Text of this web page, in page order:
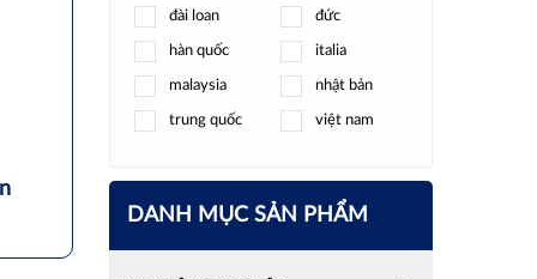
đài loan đức
hàn quốc italia
malaysia nhật bản
trung quốc việt nam
DANH MỤC SẢN PHẨM